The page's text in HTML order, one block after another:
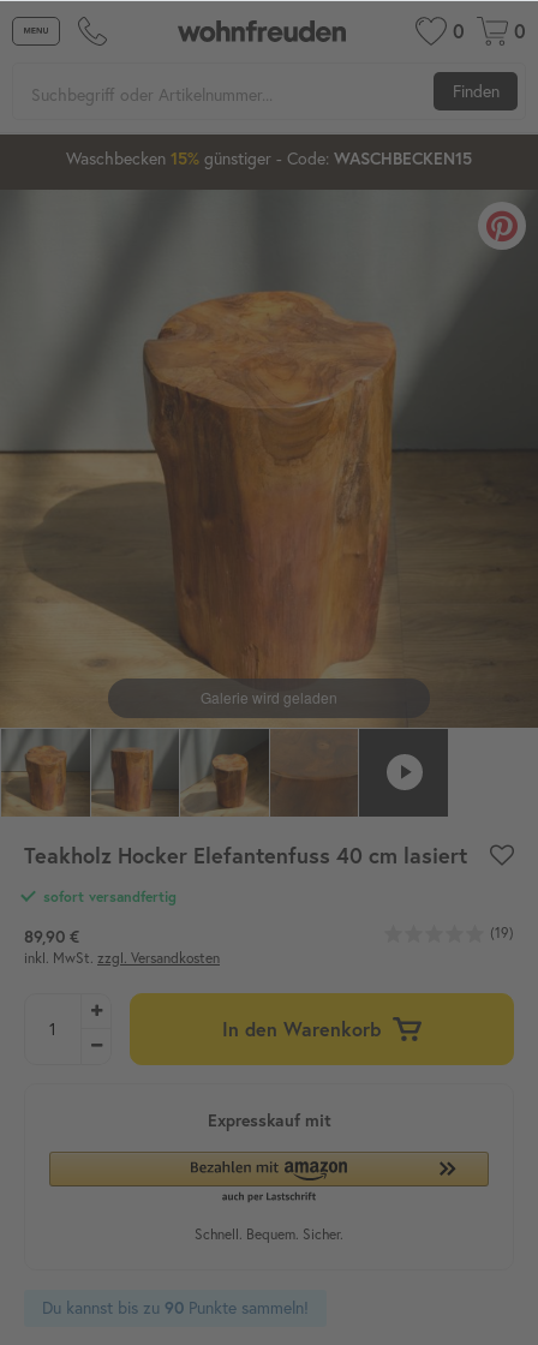
0 0
Finden
2 01 50 04
Waschbecken 15% günstiger - Code: WASCHBECKEN15
20%
Teakholz Hocker Elefantenfuss 40 cm lasiert
sofort versandfertig
89,90 €
(19)
inkl. MwSt. zzgl. Versandkosten
In den Warenkorb
Du kannst bis zu 90 Punkte sammeln!